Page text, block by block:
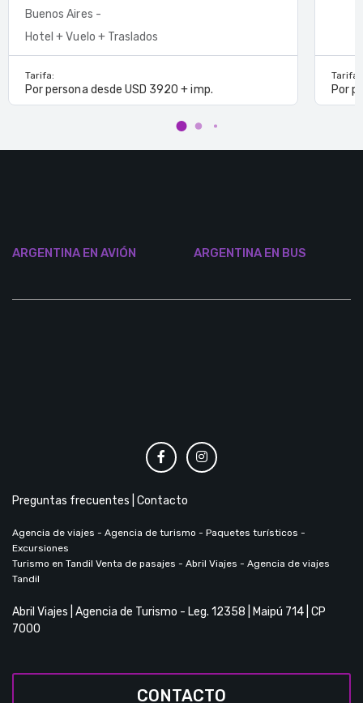
Buenos Aires -
Hotel + Vuelo + Traslados
Tarifa:
Por persona desde USD 3920 + imp.
Tarifa:
Por
ARGENTINA EN AVIÓN ARGENTINA EN BUS
Preguntas frecuentes Contacto
Agencia de viajes - Agencia de turismo - Paquetes turísticos -
Excursiones
Turismo en Tandil Venta de pasajes - Abril Viajes - Agencia de viajes
Tandil
Abril Viajes | Agencia de Turismo - Leg. 12358 | Maipú 714 | CP
7000
CONTACTO